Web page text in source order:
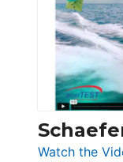
Watch the